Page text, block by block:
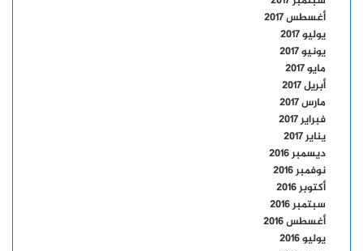
أغسطس 2017
يوليو 2017
يونيو 2017
مايو 2017
أبريل 2017
مارس 2017
فبراير 2017
يناير 2017
ديسمبر 2016
نوفمبر 2016
أكتوبر 2016
سبتمبر 2016
أغسطس 2016
يوليو 2016